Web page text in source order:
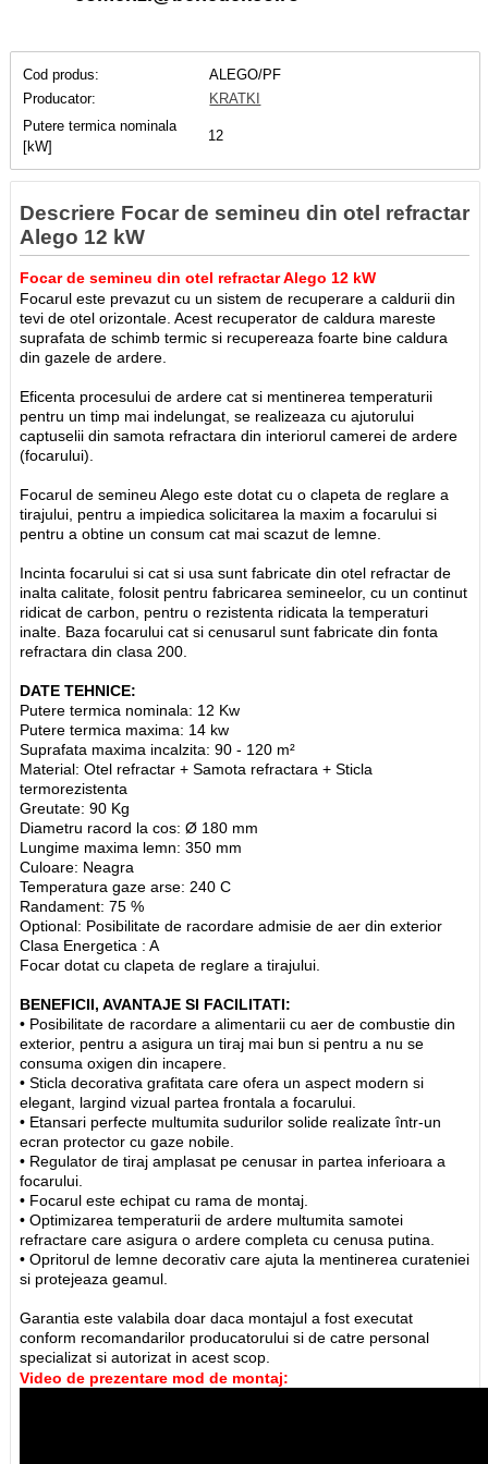
Cod produs:
ALEGO/PF
Producator:
KRATKI
Putere termica nominala
[kW]
12
Descriere Focar de semineu din otel refractar
Alego 12 kW
Focar de semineu din otel refractar Alego 12 kW
Focarul este prevazut cu un sistem de recuperare a caldurii din
tevi de otel orizontale. Acest recuperator de caldura mareste
suprafata de schimb termic si recupereaza foarte bine caldura
din gazele de ardere.
Eficenta procesului de ardere cat si mentinerea temperaturii
pentru un timp mai indelungat, se realizeaza cu ajutorului
captuselii din samota refractara din interiorul camerei de ardere
(focarului).
Focarul de semineu Alego este dotat cu o clapeta de reglare a
tirajului, pentru a impiedica solicitarea la maxim a focarului si
pentru a obtine un consum cat mai scazut de lemne.
Incinta focarului si cat si usa sunt fabricate din otel refractar de
inalta calitate, folosit pentru fabricarea semineelor, cu un continut
ridicat de carbon, pentru o rezistenta ridicata la temperaturi
inalte. Baza focarului cat si cenusarul sunt fabricate din fonta
refractara din clasa 200.
DATE TEHNICE:
Putere termica nominala: 12 Kw
Putere termica maxima: 14 kw
Suprafata maxima incalzita: 90 - 120 m²
Material: Otel refractar + Samota refractara + Sticla
termorezistenta
Greutate: 90 Kg
Diametru racord la cos: Ø 180 mm
Lungime maxima lemn: 350 mm
Culoare: Neagra
Temperatura gaze arse: 240 C
Randament: 75 %
Optional: Posibilitate de racordare admisie de aer din exterior
Clasa Energetica : A
Focar dotat cu clapeta de reglare a tirajului.
BENEFICII, AVANTAJE SI FACILITATI:
• Posibilitate de racordare a alimentarii cu aer de combustie din
exterior, pentru a asigura un tiraj mai bun si pentru a nu se
consuma oxigen din incapere.
• Sticla decorativa grafitata care ofera un aspect modern si
elegant, largind vizual partea frontala a focarului.
• Etansari perfecte multumita sudurilor solide realizate într-un
ecran protector cu gaze nobile.
• Regulator de tiraj amplasat pe cenusar in partea inferioara a
focarului.
• Focarul este echipat cu rama de montaj.
• Optimizarea temperaturii de ardere multumita samotei
refractare care asigura o ardere completa cu cenusa putina.
• Opritorul de lemne decorativ care ajuta la mentinerea curateniei
si protejeaza geamul.
Garantia este valabila doar daca montajul a fost executat
conform recomandarilor producatorului si de catre personal
specializat si autorizat in acest scop.
Video de prezentare mod de montaj: